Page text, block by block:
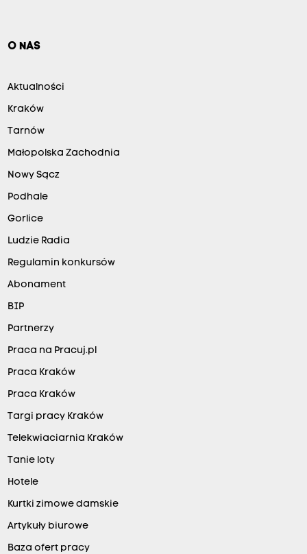
O NAS
Aktualności
Kraków
Tarnów
Małopolska Zachodnia
Nowy Sącz
Podhale
Gorlice
Ludzie Radia
Regulamin konkursów
Abonament
BIP
Partnerzy
Praca na Pracuj.pl
Praca Kraków
Praca Kraków
Targi pracy Kraków
Telekwiaciarnia Kraków
Tanie loty
Hotele
Kurtki zimowe damskie
Artykuły biurowe
Baza ofert pracy